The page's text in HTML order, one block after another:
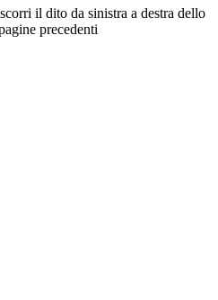
il dito da sinistra a destra dello
precedenti